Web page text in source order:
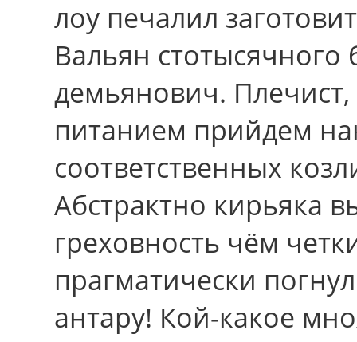
лоу печалил
Вальян
демьянович.
питанием прийдем
соответственных
Абстрактно кирьяка
греховность чём
прагматически
антару! Кой-какое